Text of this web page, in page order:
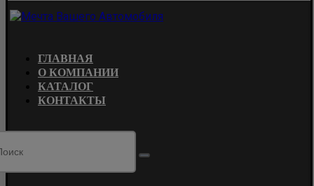
ГЛАВНАЯ
О КОМПАНИИ
КАТАЛОГ
КОНТАКТЫ